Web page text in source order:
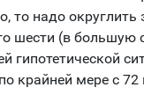
то надо округлить
шести (в большую
гипотетической
крайней мере с